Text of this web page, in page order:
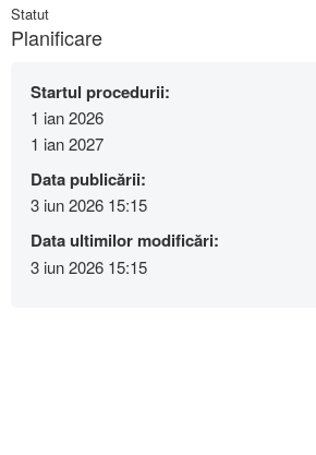
Statut
Planificare
Startul procedurii:
1 ian 2026
1 ian 2027
Data publicării:
3 iun 2026 15:15
Data ultimilor modificări:
3 iun 2026 15:15